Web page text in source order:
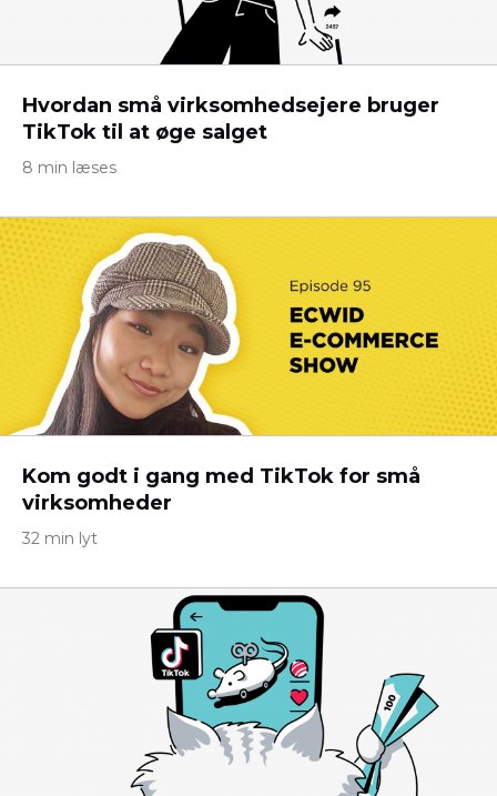
Hvordan små virksomhedsejere bruger
TikTok til at øge salget
8 min læses
Kom godt i gang med TikTok for små
virksomheder
32 min lyt